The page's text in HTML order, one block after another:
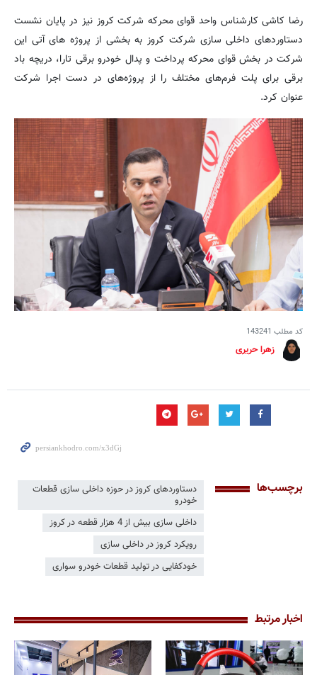
رضا کاشی کارشناس واحد قوای محرکه شرکت کروز نیز در پایان نشست
دستاوردهای داخلی سازی شرکت کروز به بخشی از پروژه های آتی این
شرکت در بخش قوای محرکه پرداخت و پدال خودرو برقی تارا، دریچه باد
برقی برای پلت فرم‌های مختلف را از پروژه‌های در دست اجرا شرکت
عنوان کرد.
کد مطلب 143241
زهرا حریری
برچسب‌ها
دستاوردهای کروز در حوزه داخلی سازی قطعات
خودرو
داخلی سازی بیش از 4 هزار قطعه در کروز
رویکرد کروز در داخلی سازی
خودکفایی در تولید قطعات خودرو سواری
اخبار مرتبط